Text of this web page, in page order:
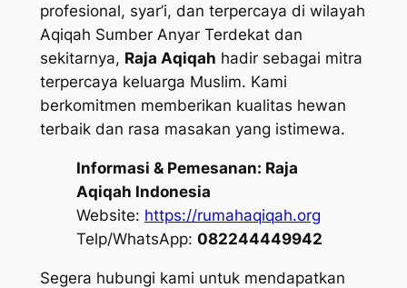
profesional, syar’i, dan terpercaya di wilayah
Aqiqah Sumber Anyar Terdekat dan
sekitarnya, Raja Aqiqah hadir sebagai mitra
terpercaya keluarga Muslim. Kami
berkomitmen memberikan kualitas hewan
terbaik dan rasa masakan yang istimewa.
Informasi & Pemesanan: Raja
Aqiqah Indonesia
Website: https://rumahaqiqah.org
Telp/WhatsApp: 082244449942
Segera hubungi kami untuk mendapatkan